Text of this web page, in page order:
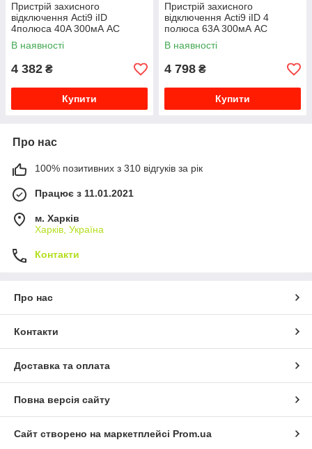
Пристрій захисного
відключення Acti9 iID
4полюса 40A 300мА AC
A9R44440
В наявності
4 382 ₴
Купити
Пристрій захисного
відключення Acti9 iID 4
полюса 63A 300мА AC
A9R44463
В наявності
4 798 ₴
Купити
Про нас
100% позитивних з 310 відгуків за рік
Працює з 11.01.2021
м. Харків
Харків, Україна
Контакти
Про нас
Контакти
Доставка та оплата
Повна версія сайту
Сайт створено на маркетплейсі Prom.ua